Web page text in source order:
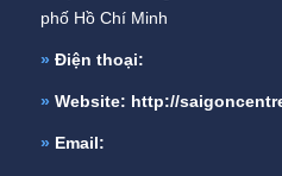
phố Hồ Chí Minh
» Điện thoại:
» Website: http://
» Email: